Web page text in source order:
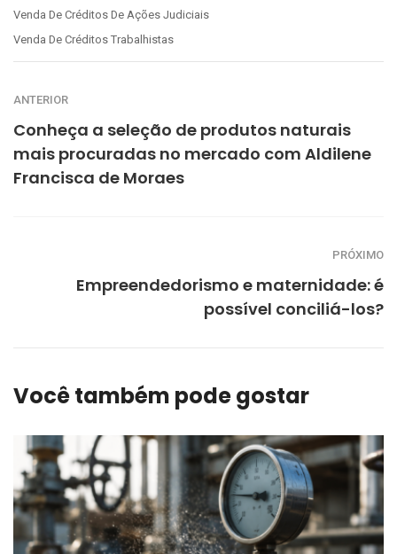
Venda De Créditos De Ações Judiciais
Venda De Créditos Trabalhistas
ANTERIOR
Conheça a seleção de produtos naturais
mais procuradas no mercado com Aldilene
Francisca de Moraes
PRÓXIMO
Empreendedorismo e maternidade: é
possível conciliá-los?
Você também pode gostar